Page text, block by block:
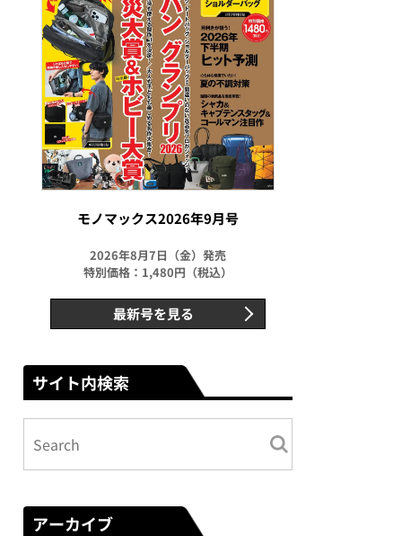
モノマックス2026年9月号
2026年8月7日（金）発売
特別価格：1,480円（税込）
最新号を見る
サイト内検索
アーカイブ